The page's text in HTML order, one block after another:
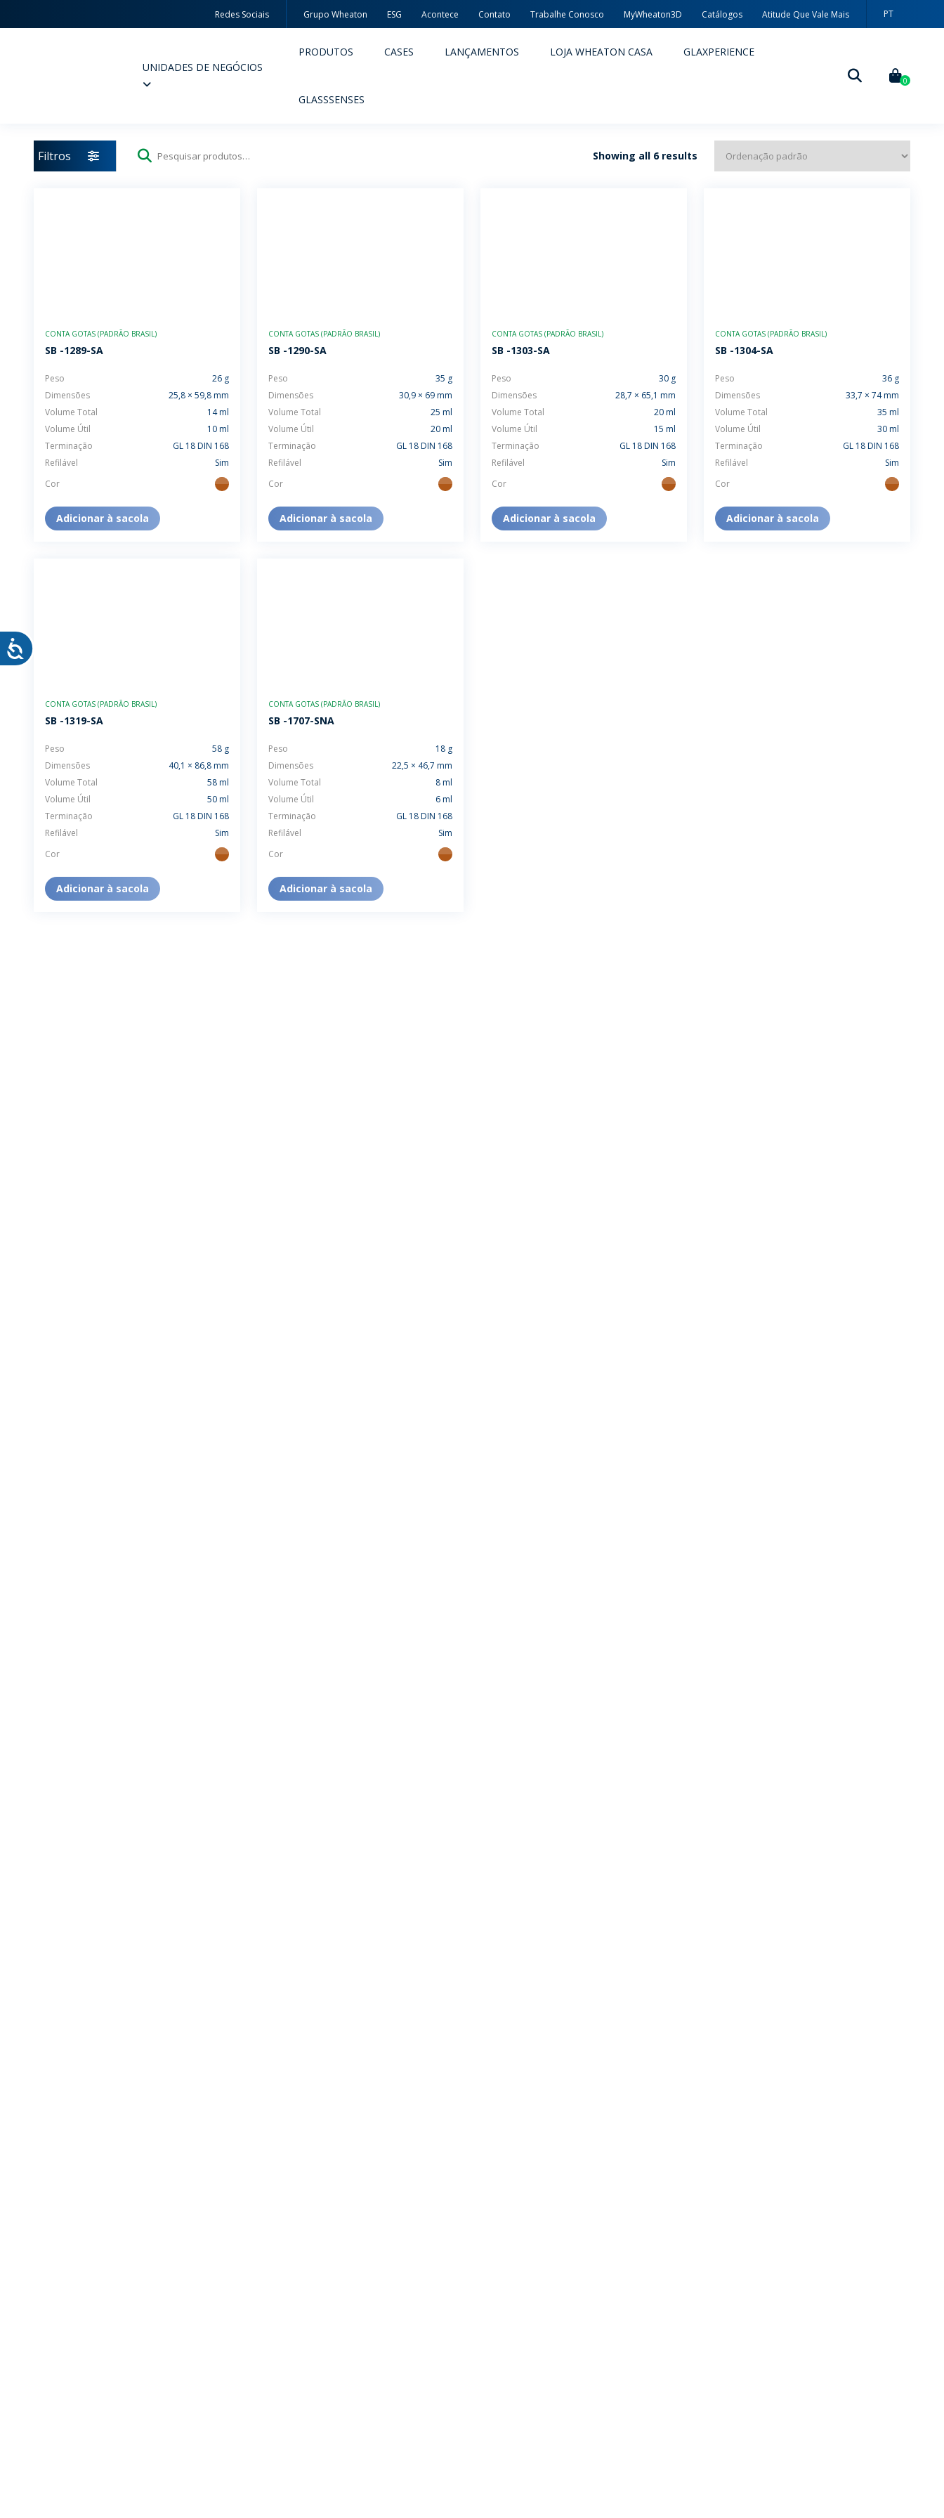
Redes Sociais Grupo Wheaton ESG Acontece Contato Trabalhe Conosco MyWheaton3D Catálogos Atitude Que Vale Mais
PT
UNIDADES DE NEGÓCIOS
MYWHEATON3D
SOLUÇÕES COMPLETAS
MYWHEATON 3D
LANÇAMENTOS
BLOG
FARMACAP
PRODUTOS CASES LANÇAMENTOS LOJA WHEATON CASA GLAXPERIENCE
GLASSSENSES
0
Filtros
Pesquisar
Showing all 6 results
CONTA GOTAS (PADRÃO BRASIL)
SB -1289-SA
Peso
26 g
Dimensões
25,8 × 59,8 mm
Volume Total
14 ml
Volume Útil
10 ml
Terminação
GL 18 DIN 168
Refilável
Sim
Cor
ambar
Adicionar à sacola
CONTA GOTAS (PADRÃO BRASIL)
SB -1290-SA
Peso
35 g
Dimensões
30,9 × 69 mm
Volume Total
25 ml
Volume Útil
20 ml
Terminação
GL 18 DIN 168
Refilável
Sim
Cor
ambar
Adicionar à sacola
CONTA GOTAS (PADRÃO BRASIL)
SB -1303-SA
Peso
30 g
Dimensões
28,7 × 65,1 mm
Volume Total
20 ml
Volume Útil
15 ml
Terminação
GL 18 DIN 168
Refilável
Sim
Cor
ambar
Adicionar à sacola
CONTA GOTAS (PADRÃO BRASIL)
SB -1304-SA
Peso
36 g
Dimensões
33,7 × 74 mm
Volume Total
35 ml
Volume Útil
30 ml
Terminação
GL 18 DIN 168
Refilável
Sim
Cor
ambar
Adicionar à sacola
CONTA GOTAS (PADRÃO BRASIL)
SB -1319-SA
Peso
58 g
Dimensões
40,1 × 86,8 mm
Volume Total
58 ml
Volume Útil
50 ml
Terminação
GL 18 DIN 168
Refilável
Sim
Cor
ambar
Adicionar à sacola
CONTA GOTAS (PADRÃO BRASIL)
SB -1707-SNA
Peso
18 g
Dimensões
22,5 × 46,7 mm
Volume Total
8 ml
Volume Útil
6 ml
Terminação
GL 18 DIN 168
Refilável
Sim
Cor
ambar
Adicionar à sacola